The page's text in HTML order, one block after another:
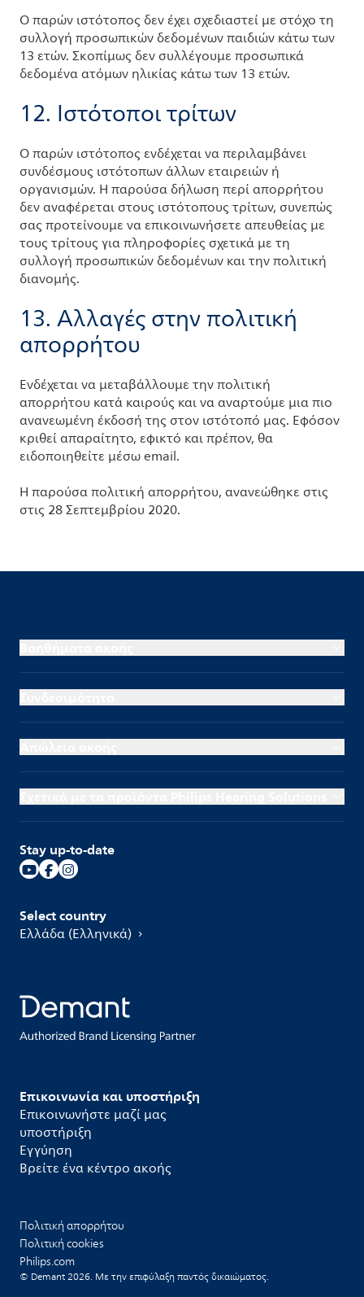
Ο παρών ιστότοπος δεν έχει σχεδιαστεί με στόχο τη
συλλογή προσωπικών δεδομένων παιδιών κάτω των
13 ετών. Σκοπίμως δεν συλλέγουμε προσωπικά
δεδομένα ατόμων ηλικίας κάτω των 13 ετών.
12. Ιστότοποι τρίτων
Ο παρών ιστότοπος ενδέχεται να περιλαμβάνει
συνδέσμους ιστότοπων άλλων εταιρειών ή
οργανισμών. Η παρούσα δήλωση περί απορρήτου
δεν αναφέρεται στους ιστότοπους τρίτων, συνεπώς
σας προτείνουμε να επικοινωνήσετε απευθείας με
τους τρίτους για πληροφορίες σχετικά με τη
συλλογή προσωπικών δεδομένων και την πολιτική
διανομής.
13. Αλλαγές στην πολιτική
απορρήτου
Ενδέχεται να μεταβάλλουμε την πολιτική
απορρήτου κατά καιρούς και να αναρτούμε μια πιο
ανανεωμένη έκδοσή της στον ιστότοπό μας. Εφόσον
κριθεί απαραίτητο, εφικτό και πρέπον, θα
ειδοποιηθείτε μέσω email.
Η παρούσα πολιτική απορρήτου, ανανεώθηκε στις
στις 28 Σεπτεμβρίου 2020.
Επικοινωνία και υποστήριξη
Επικοινωνήστε μαζί μας
υποστήριξη
Εγγύηση
Βρείτε ένα κέντρο ακοής
Stay up-to-date
Select country
Ελλάδα (Ελληνικά)
Πολιτική απορρήτου
Πολιτική cookies
Philips.com
© Demant 2026. Με την επιφύλαξη παντός δικαιώματος.